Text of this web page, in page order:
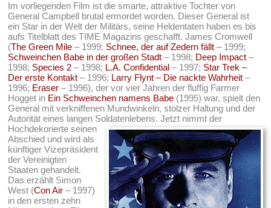
Im vorliegenden Film ist die smarte, attraktive Tochter von
General Campbell brutal ermordet worden. Dieser General ist
ein Star in der Welt der Militärs, seine Heldentaten haben es bis
aufs Titelblatt des TIME Magazins geschafft. James Cromwell
(The Green Mile – 1999; Schnee, der auf Zedern fällt – 1999;
Schweinchen Babe in der großen Stadt – 1998; Deep Impact –
1998; Species 2 – 1998; L.A. Confidential – 1997; Star Trek –
Der erste Kontakt – 1996; Larry Flynt – Die nackte Wahrheit –
1996; Eraser – 1996), der vor vier Jahren der fluffig Farmer
Hogget in Ein Schweinchen namens Babe (1995) war, spielt den
General mit verkniffenen Mundwinkeln, stolzer Haltung und der
Autorität eines langen Soldatenlebens.Jetzt nimmt der
Hochdekorierte seinen
Abschied und wird als
künftiger Vizepräsident
der Vereinigten
Staaten gehandelt.
Das erzählt Simon
West (Con Air – 1997)
in den ersten zehn